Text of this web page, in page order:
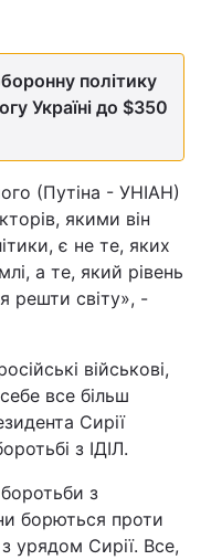
політику
Україні до $350
(Путіна - УНІАН)
якими він
є не те, яких
а те, який рівень
решти світу», -
військові,
все більш
Сирії
з ІДІЛ.
з
борються проти
урядом Сирії. Все,